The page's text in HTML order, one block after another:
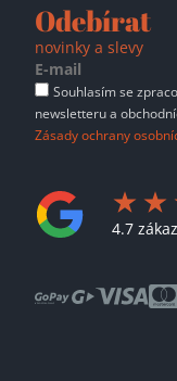
Odebírat
novinky a slevy
Souhlasím se
newsletteru a
Zásady ochrany
4.7